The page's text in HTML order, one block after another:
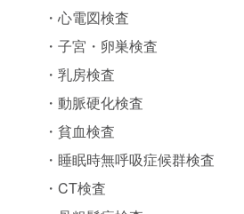
・心電図検査
・子宮・卵巣検査
・乳房検査
・動脈硬化検査
・貧血検査
・睡眠時無呼吸症候群検査
・CT検査